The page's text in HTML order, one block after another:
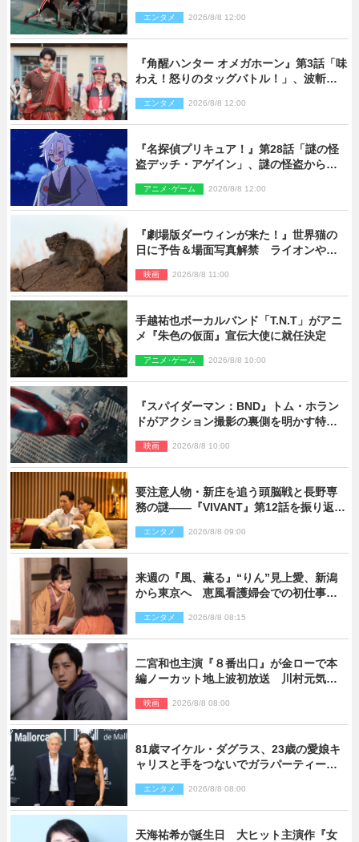
エンタメ 2026/8/8 12:00
『角醒ハンター オメガホーン』第3話「味
わえ！怒りのタッグバトル！」、波斬の
エンタメ 2026/8/8 12:00
『名探偵プリキュア！』第28話「謎の怪
盗デッチ・アゲイン」、謎の怪盗から不
アニメ･ゲーム 2026/8/8 12:00
『劇場版ダーウィンが来た！』世界猫の
日に予告＆場面写真解禁 ライオンやマ
映画 2026/8/8 11:00
手越祐也ボーカルバンド「T.N.T」がアニ
メ『朱色の仮面』宣伝大使に就任決定
アニメ･ゲーム 2026/8/8 10:00
『スパイダーマン：BND』トム・ホラン
ドがアクション撮影の裏側を明かす特別
映画 2026/8/8 10:00
要注意人物・新庄を追う頭脳戦と長野専
務の謎――『VIVANT』第12話を振り返
エンタメ 2026/8/8 09:00
来週の『風、薫る』“りん”見上愛、新潟
から東京へ 恵風看護婦会での初仕事に
エンタメ 2026/8/8 08:15
二宮和也主演『８番出口』が金ローで本
編ノーカット地上波初放送 川村元気監
映画 2026/8/8 08:00
81歳マイケル・ダグラス、23歳の愛娘キ
ャリスと手をつないでガラパーティーに
エンタメ 2026/8/8 08:00
天海祐希が誕生日 大ヒット主演作『女